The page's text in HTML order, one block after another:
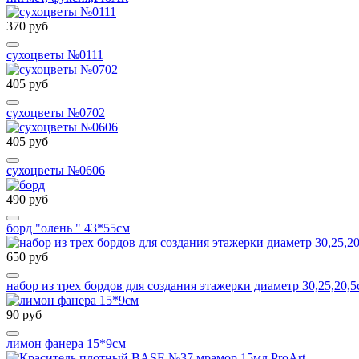
370 руб
сухоцветы №0111
405 руб
сухоцветы №0702
405 руб
сухоцветы №0606
490 руб
борд "олень " 43*55см
650 руб
набор из трех бордов для создания этажерки диаметр
90 руб
лимон фанера 15*9см